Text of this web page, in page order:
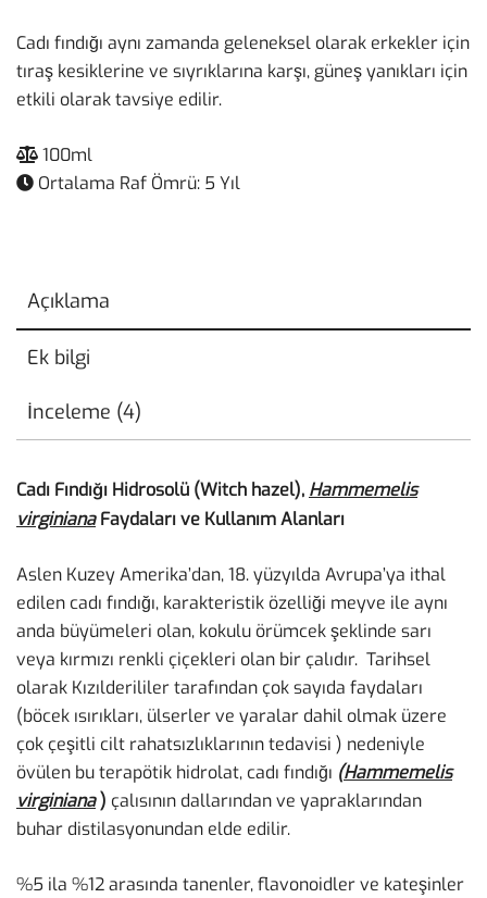
Cadı fındığı aynı zamanda geleneksel olarak erkekler için
tıraş kesiklerine ve sıyrıklarına karşı, güneş yanıkları için
etkili olarak tavsiye edilir.
100ml
Ortalama Raf Ömrü: 5 Yıl
Açıklama
Ek bilgi
İnceleme (4)
Cadı Fındığı Hidrosolü (Witch hazel), Hammemelis
virginianaFaydaları ve Kullanım Alanları
Aslen Kuzey Amerika’dan, 18. yüzyılda Avrupa’ya ithal
edilen cadı fındığı, karakteristik özelliği meyve ile aynı
anda büyümeleri olan, kokulu örümcek şeklinde sarı
veya kırmızı renkli çiçekleri olan bir çalıdır. Tarihsel
olarak Kızılderililer tarafından çok sayıda faydaları
(böcek ısırıkları, ülserler ve yaralar dahil olmak üzere
çok çeşitli cilt rahatsızlıklarının tedavisi ) nedeniyle
övülen bu terapötik hidrolat, cadı fındığı (Hammemelis
virginiana) çalısının dallarından ve yapraklarından
buhar distilasyonundan elde edilir.
%5 ila %12 arasında tanenler, flavonoidler ve kateşinler